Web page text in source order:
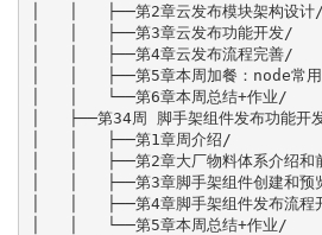
│   │   ├──第2章云发布模块架构设计/
│   │   ├──第3章云发布功能开发/
│   │   ├──第4章云发布流程完善/
│   │   ├──第5章本周加餐：node常
│   │   └──第6章本周总结+作业/
│   ├──第34周 脚手架组件发布功能开
│   │   ├──第1章周介绍/
│   │   ├──第2章大厂物料体系介绍和
│   │   ├──第3章脚手架组件创建和预
│   │   ├──第4章脚手架组件发布流程
│   │   └──第5章本周总结+作业/